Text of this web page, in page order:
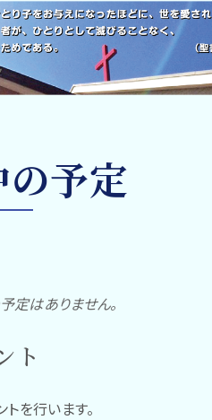
予定
定はありません。
ト
を行います。